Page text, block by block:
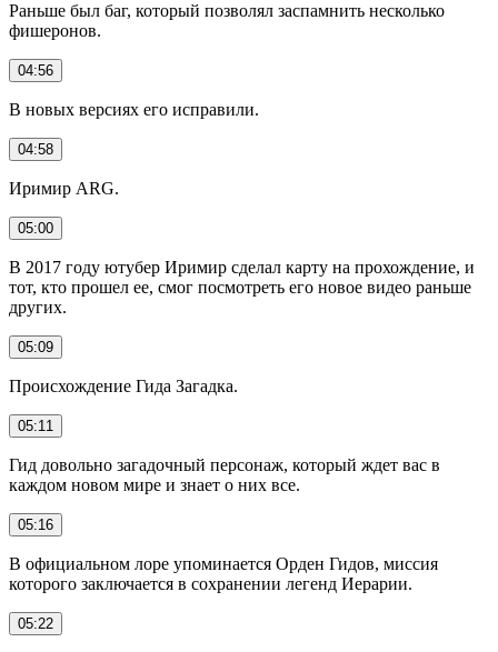
Раньше был баг, который позволял заспамнить несколько
фишеронов.
04:56
В новых версиях его исправили.
04:58
Иримир ARG.
05:00
В 2017 году ютубер Иримир сделал карту на прохождение, и
тот, кто прошел ее, смог посмотреть его новое видео раньше
других.
05:09
Происхождение Гида Загадка.
05:11
Гид довольно загадочный персонаж, который ждет вас в
каждом новом мире и знает о них все.
05:16
В официальном лоре упоминается Орден Гидов, миссия
которого заключается в сохранении легенд Иерарии.
05:22